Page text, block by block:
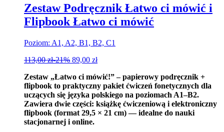
Zestaw Podręcznik Łatwo ci mówić i
Flipbook Łatwo ci mówić
Poziom: A1, A2, B1, B2, C1
113,00zł-21% 89,00 zł
Zestaw „Łatwo ci mówić!” – papierowy podręcznik +
flipbook to praktyczny pakiet ćwiczeń fonetycznych dla
uczących się języka polskiego na poziomach A1–B2.
Zawiera dwie części: książkę ćwiczeniową i elektroniczny
flipbook (format 29,5 × 21 cm) — idealne do nauki
stacjonarnej i online.